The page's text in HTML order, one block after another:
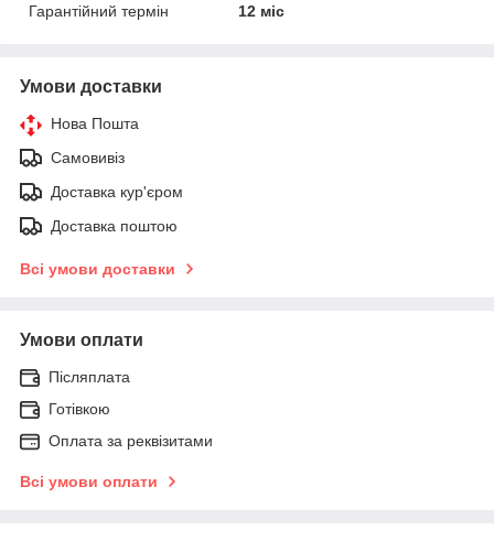
Гарантійний термін
12 міс
Умови доставки
Нова Пошта
Самовивіз
Доставка кур'єром
Доставка поштою
Всі умови доставки
Умови оплати
Післяплата
Готівкою
Оплата за реквізитами
Всі умови оплати